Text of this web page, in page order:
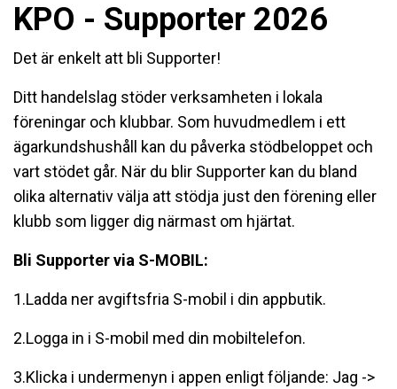
KPO - Supporter 2026
Det är enkelt att bli Supporter!
Ditt handelslag stöder verksamheten i lokala
föreningar och klubbar. Som huvudmedlem i ett
ägarkundshushåll kan du påverka stödbeloppet och
vart stödet går. När du blir Supporter kan du bland
olika alternativ välja att stödja just den förening eller
klubb som ligger dig närmast om hjärtat.
Bli Supporter via S-MOBIL:
1.Ladda ner avgiftsfria S-mobil i din appbutik.
2.Logga in i S-mobil med din mobiltelefon.
3.Klicka i undermenyn i appen enligt följande: Jag ->